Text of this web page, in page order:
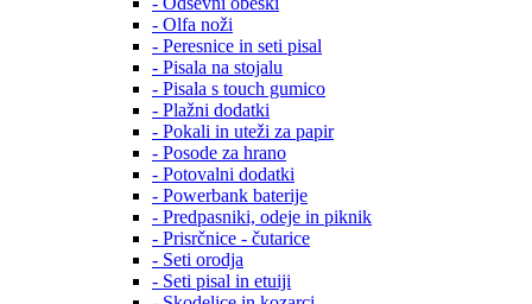
- Olfa noži
- Peresnice in seti pisal
- Pisala na stojalu
- Pisala s touch gumico
- Plažni dodatki
- Pokali in uteži za papir
- Posode za hrano
- Potovalni dodatki
- Powerbank baterije
- Predpasniki, odeje in piknik
- Prisrčnice - čutarice
- Seti orodja
- Seti pisal in etuiji